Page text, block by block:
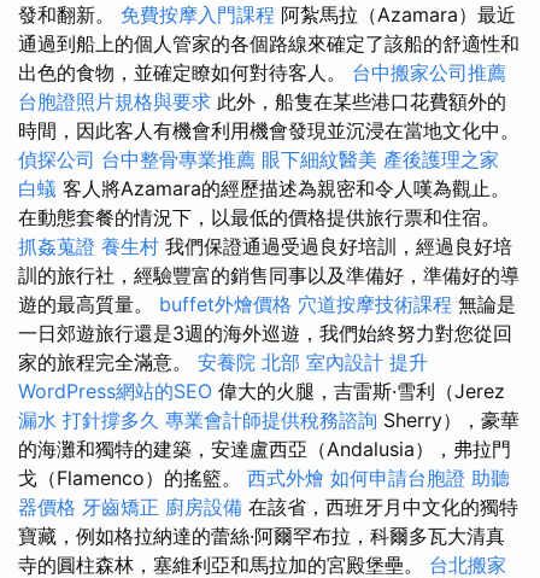
發和翻新。 免費按摩入門課程 阿紮馬拉（Azamara）最近
通過到船上的個人管家的各個路線來確定了該船的舒適性和
出色的食物，並確定瞭如何對待客人。 台中搬家公司推薦
台胞證照片規格與要求 此外，船隻在某些港口花費額外的
時間，因此客人有機會利用機會發現並沉浸在當地文化中。
偵探公司 台中整骨專業推薦 眼下細紋醫美 產後護理之家
白蟻 客人將Azamara的經歷描述為親密和令人嘆為觀止。
在動態套餐的情況下，以最低的價格提供旅行票和住宿。
抓姦蒐證 養生村 我們保證通過受過良好培訓，經過良好培
訓的旅行社，經驗豐富的銷售同事以及準備好，準備好的導
遊的最高質量。 buffet外燴價格 穴道按摩技術課程 無論是
一日郊遊旅行還是3週的海外巡遊，我們始終努力對您從回
家的旅程完全滿意。 安養院 北部 室內設計 提升
WordPress網站的SEO 偉大的火腿，吉雷斯·雪利（Jerez
漏水 打針撐多久 專業會計師提供稅務諮詢 Sherry），豪華
的海灘和獨特的建築，安達盧西亞（Andalusia），弗拉門
戈（Flamenco）的搖籃。 西式外燴 如何申請台胞證 助聽
器價格 牙齒矯正 廚房設備 在該省，西班牙月中文化的獨特
寶藏，例如格拉納達的蕾絲·阿爾罕布拉，科爾多瓦大清真
寺的圓柱森林，塞維利亞和馬拉加的宮殿堡壘。 台北搬家